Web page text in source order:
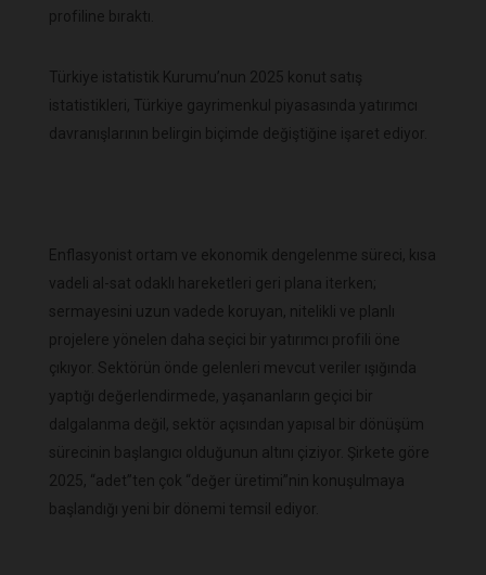
profiline bıraktı.
Türkiye istatistik Kurumu’nun 2025 konut satış
istatistikleri, Türkiye gayrimenkul piyasasında yatırımcı
davranışlarının belirgin biçimde değiştiğine işaret ediyor.
Enflasyonist ortam ve ekonomik dengelenme süreci, kısa
vadeli al-sat odaklı hareketleri geri plana iterken;
sermayesini uzun vadede koruyan, nitelikli ve planlı
projelere yönelen daha seçici bir yatırımcı profili öne
çıkıyor. Sektörün önde gelenleri mevcut veriler ışığında
yaptığı değerlendirmede, yaşananların geçici bir
dalgalanma değil, sektör açısından yapısal bir dönüşüm
sürecinin başlangıcı olduğunun altını çiziyor. Şirkete göre
2025, “adet”ten çok “değer üretimi”nin konuşulmaya
başlandığı yeni bir dönemi temsil ediyor.